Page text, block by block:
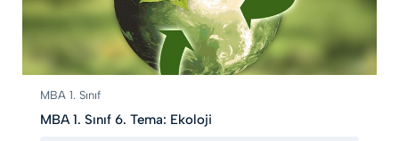
MBA 1. Sınıf
MBA 1. Sınıf 6. Tema: Ekoloji